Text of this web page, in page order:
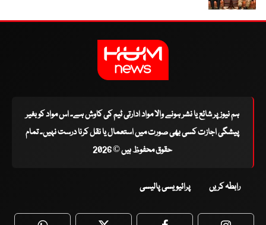
ہم نیوز پر شائع یا نشر ہونے والا مواد ادارتی ٹیم کی کاوش ہے۔ اس مواد کو بغیر
پیشگی اجازت کسی بھی صورت میں استعمال یا نقل کرنا درست نہیں۔ تمام
حقوق محفوظ ہیں © 2026
رابطہ کریں پرائیویسی پالیسی